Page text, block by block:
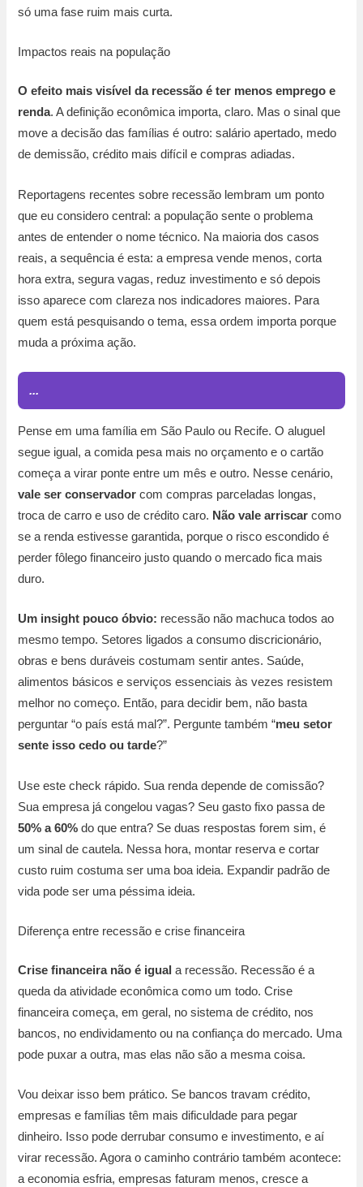
só uma fase ruim mais curta.
Impactos reais na população
O efeito mais visível da recessão é ter menos emprego e
renda. A definição econômica importa, claro. Mas o sinal que
move a decisão das famílias é outro: salário apertado, medo
de demissão, crédito mais difícil e compras adiadas.
Reportagens recentes sobre recessão lembram um ponto
que eu considero central: a população sente o problema
antes de entender o nome técnico. Na maioria dos casos
reais, a sequência é esta: a empresa vende menos, corta
hora extra, segura vagas, reduz investimento e só depois
isso aparece com clareza nos indicadores maiores. Para
quem está pesquisando o tema, essa ordem importa porque
muda a próxima ação.
...
Pense em uma família em São Paulo ou Recife. O aluguel
segue igual, a comida pesa mais no orçamento e o cartão
começa a virar ponte entre um mês e outro. Nesse cenário,
vale ser conservador com compras parceladas longas,
troca de carro e uso de crédito caro. Não vale arriscar como
se a renda estivesse garantida, porque o risco escondido é
perder fôlego financeiro justo quando o mercado fica mais
duro.
Um insight pouco óbvio: recessão não machuca todos ao
mesmo tempo. Setores ligados a consumo discricionário,
obras e bens duráveis costumam sentir antes. Saúde,
alimentos básicos e serviços essenciais às vezes resistem
melhor no começo. Então, para decidir bem, não basta
perguntar “o país está mal?”. Pergunte também “meu setor
sente isso cedo ou tarde?”
Use este check rápido. Sua renda depende de comissão?
Sua empresa já congelou vagas? Seu gasto fixo passa de
50% a 60% do que entra? Se duas respostas forem sim, é
um sinal de cautela. Nessa hora, montar reserva e cortar
custo ruim costuma ser uma boa ideia. Expandir padrão de
vida pode ser uma péssima ideia.
Diferença entre recessão e crise financeira
Crise financeira não é igual a recessão. Recessão é a
queda da atividade econômica como um todo. Crise
financeira começa, em geral, no sistema de crédito, nos
bancos, no endividamento ou na confiança do mercado. Uma
pode puxar a outra, mas elas não são a mesma coisa.
Vou deixar isso bem prático. Se bancos travam crédito,
empresas e famílias têm mais dificuldade para pegar
dinheiro. Isso pode derrubar consumo e investimento, e aí
virar recessão. Agora o caminho contrário também acontece:
a economia esfria, empresas faturam menos, cresce a